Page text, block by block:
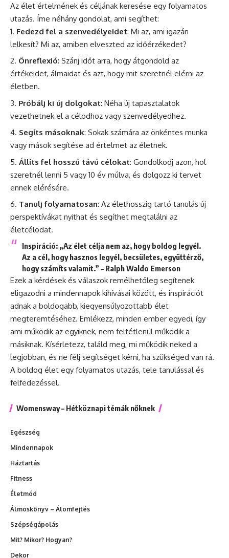
Az élet értelmének és céljának keresése egy folyamatos
utazás. Íme néhány gondolat, ami segíthet:
Fedezd fel a szenvedélyeidet: Mi az, ami igazán
lelkesít? Mi az, amiben elveszted az időérzékedet?
Önreflexió: Szánj időt arra, hogy átgondold az
értékeidet, álmaidat és azt, hogy mit szeretnél elérni az
életben.
Próbálj ki új dolgokat: Néha új tapasztalatok
vezethetnek el a célodhoz vagy szenvedélyedhez.
Segíts másoknak: Sokak számára az önkéntes munka
vagy mások segítése ad értelmet az életnek.
Állíts fel hosszú távú célokat: Gondolkodj azon, hol
szeretnél lenni 5 vagy 10 év múlva, és dolgozz ki tervet
ennek elérésére.
Tanulj folyamatosan: Az élethosszig tartó tanulás új
perspektívákat nyithat és segíthet megtalálni az
életcélodat.
Inspiráció: „Az élet célja nem az, hogy boldog legyél.
Az a cél, hogy hasznos legyél, becsületes, együttérző,
hogy számíts valamit.” – Ralph Waldo Emerson
Ezek a kérdések és válaszok remélhetőleg segítenek
eligazodni a mindennapok kihívásai között, és inspirációt
adnak a boldogabb, kiegyensúlyozottabb élet
megteremtéséhez. Emlékezz, minden ember egyedi, így
ami működik az egyiknek, nem feltétlenül működik a
másiknak. Kísérletezz, találd meg, mi működik neked a
legjobban, és ne félj segítséget kérni, ha szükséged van rá.
A boldog élet egy folyamatos utazás, tele tanulással és
felfedezéssel.
Womensway – Hétköznapi témák nőknek
Egészség
Mindennapok
Háztartás
Fitness
Életmód
Álmoskönyv – Álomfejtés
Szépségápolás
Mit? Mikor? Hogyan?
Dekor